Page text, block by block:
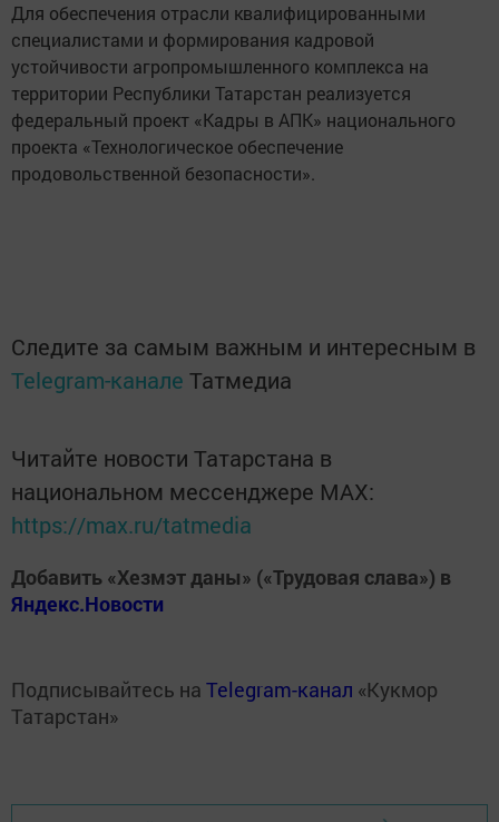
Для обеспечения отрасли квалифицированными
специалистами и формирования кадровой
устойчивости агропромышленного комплекса на
территории Республики Татарстан реализуется
федеральный проект «Кадры в АПК» национального
проекта «Технологическое обеспечение
продовольственной безопасности».
Следите за самым важным и интересным в
Telegram-канале Татмедиа
Читайте новости Татарстана в
национальном мессенджере MАХ:
https://max.ru/tatmedia
Добавить «Хезмэт даны» («Трудовая слава») в
Яндекс.Новости
Подписывайтесь на Telegram-канал «Кукмор
Татарстан»